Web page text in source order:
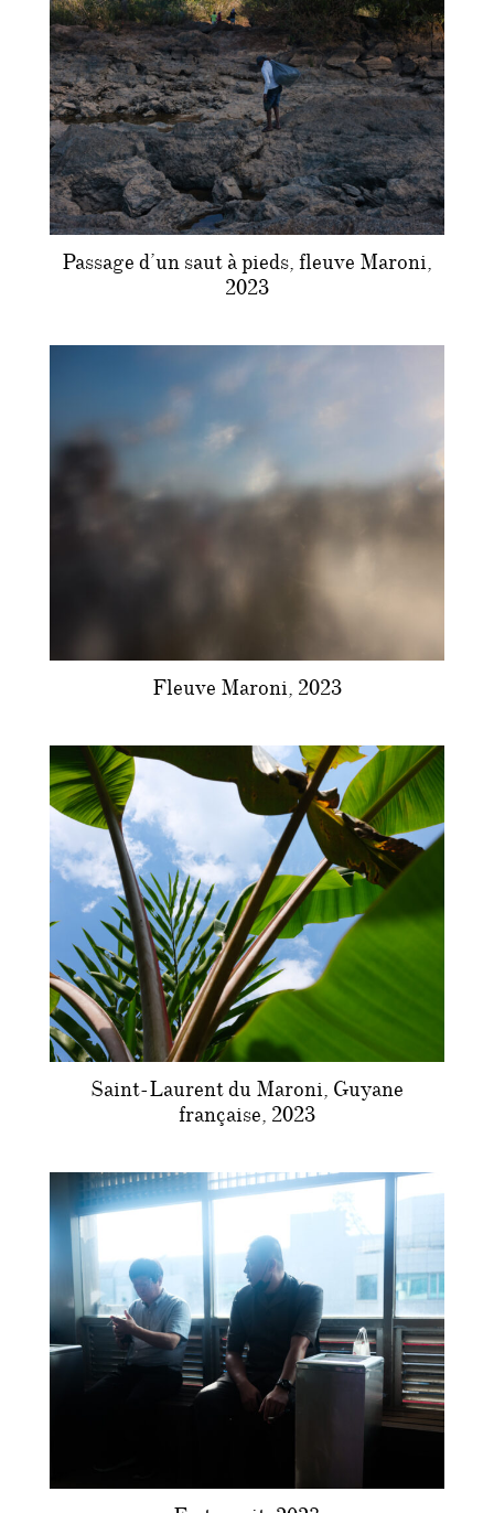
Passage d’un saut à pieds, fleuve Maroni,
2023
Fleuve Maroni, 2023
Saint-Laurent du Maroni, Guyane
française, 2023